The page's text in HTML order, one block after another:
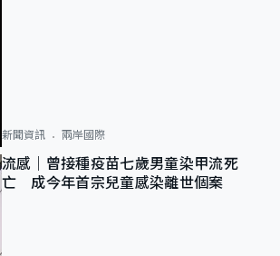
新聞資訊 兩岸國際
流感｜曾接種疫苗七歲男童染甲流死
亡 成今年首宗兒童感染離世個案